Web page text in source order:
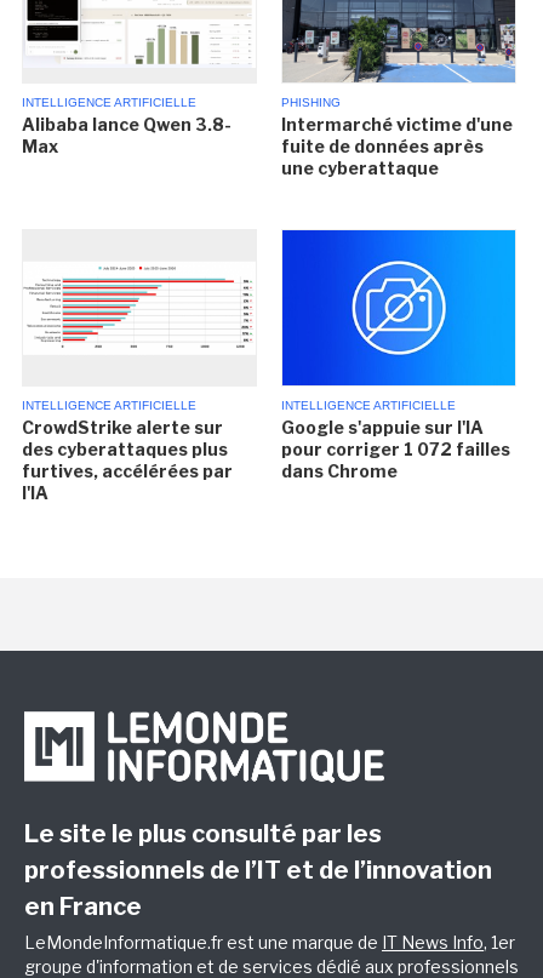
INTELLIGENCE ARTIFICIELLE
Alibaba lance Qwen 3.8-
Max
PHISHING
Intermarché victime d'une
fuite de données après
une cyberattaque
INTELLIGENCE ARTIFICIELLE
CrowdStrike alerte sur
des cyberattaques plus
furtives, accélérées par
l'IA
INTELLIGENCE ARTIFICIELLE
Google s'appuie sur l'IA
pour corriger 1 072 failles
dans Chrome
Le site le plus consulté par les
professionnels de l’IT et de l’innovation
en France
LeMondeInformatique.fr est une marque de IT News Info, 1er
groupe d'information et de services dédié aux professionnels